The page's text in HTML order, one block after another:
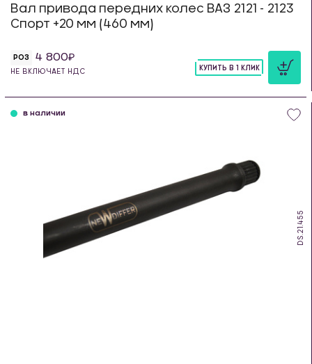
Вал привода передних колес ВАЗ 2121 - 2123
Спорт +20 мм (460 мм)
РОЗ 4 800
НЕ ВКЛЮЧАЕТ НДС
КУПИТЬ В 1 КЛИК
DS.21.455
в наличии